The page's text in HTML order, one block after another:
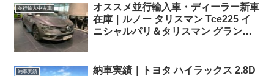
並行輸入中古車
オススメ並行輸入車・ディーラー新車
在庫｜ルノー タリスマン Tce225 イ
ニシャルパリ＆タリスマン グランド
納車実績
納車実績｜トヨタ ハイラックス 2.8D